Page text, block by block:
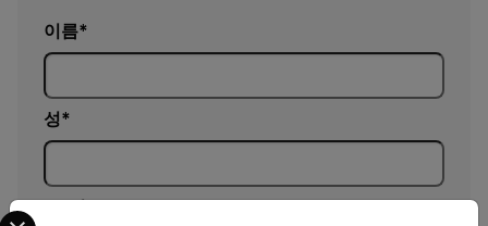
이름
성
Email
Select your preferred country and language from the